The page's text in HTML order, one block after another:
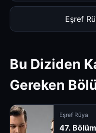
Eşref
Bu Diziden
Gereken
Eşref Rüya
47. Bölüm